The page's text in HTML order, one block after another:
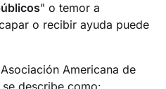
" o temor a
o recibir ayuda puede
Americana de